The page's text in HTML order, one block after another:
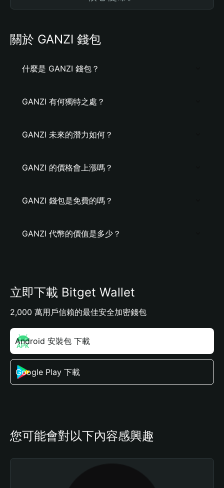
關於 GANZI 錢包
什麼是 GANZI 錢包？
GANZI 有何獨特之處？
GANZI 未來的潛力如何？
GANZI 的價格會上漲嗎？
GANZI 錢包是免費的嗎？
GANZI 代幣的價值是多少？
立即下載 Bitget Wallet
2,000 萬用戶信賴的最佳安全加密錢包
Android 安裝包 下載
Google Play 下載
您可能會對以下內容感興趣